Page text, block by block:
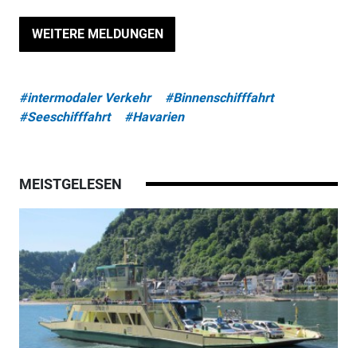
WEITERE MELDUNGEN
#intermodaler Verkehr
#Binnenschifffahrt
#Seeschifffahrt
#Havarien
MEISTGELESEN